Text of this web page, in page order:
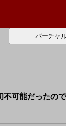
可能だったの